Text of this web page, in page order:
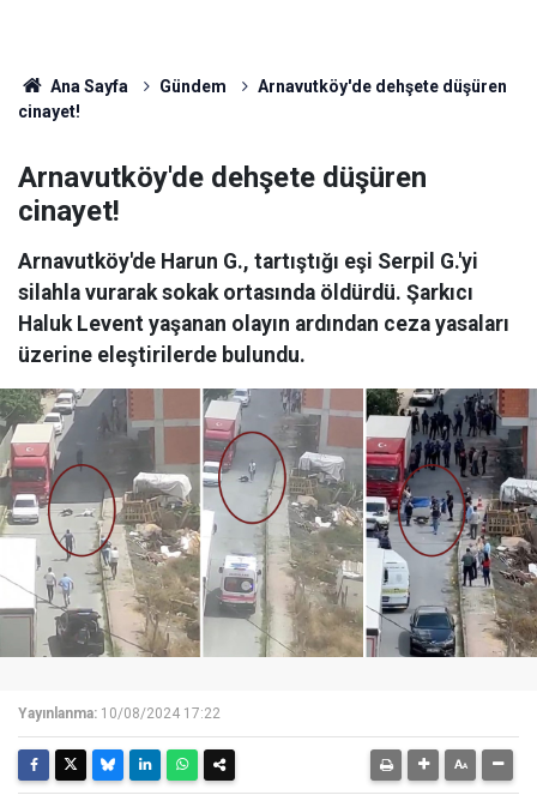
Ana Sayfa Gündem
Arnavutköy'de dehşete düşüren
cinayet!
Arnavutköy'de dehşete düşüren
cinayet!
Arnavutköy'de Harun G., tartıştığı eşi Serpil G.'yi
silahla vurarak sokak ortasında öldürdü. Şarkıcı
Haluk Levent yaşanan olayın ardından ceza yasaları
üzerine eleştirilerde bulundu.
Yayınlanma: 10/08/2024 17:22